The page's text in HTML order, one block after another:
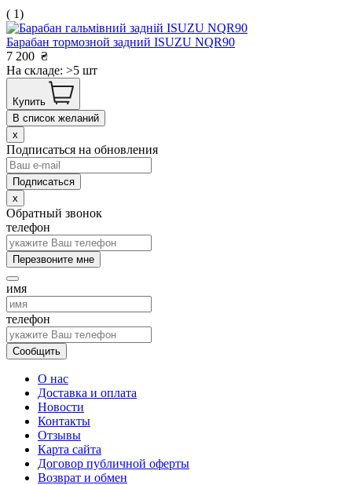
( 1)
Барабан тормозной задний ISUZU NQR90
7 200 ₴
На складе: >5 шт
Купить
В список желаний
x
Подписаться на обновления
x
Обратный звонок
телефон
Перезвоните мне
имя
телефон
Сообщить
О нас
Доставка и оплата
Новости
Контакты
Отзывы
Карта сайта
Договор публичной оферты
Возврат и обмен